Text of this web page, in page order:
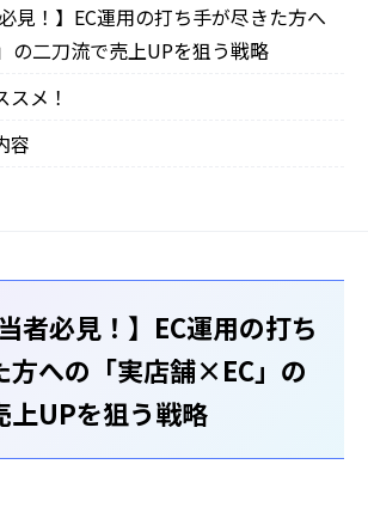
見！】EC運用の打ち手が尽きた方へ
の二刀流で売上UPを狙う戦略
メ！
容‍‍
者必見！】EC運用の打ち
方への「実店舗×EC」の
上UPを狙う戦略